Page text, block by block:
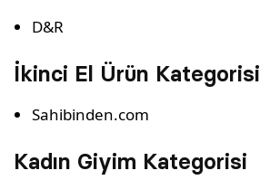
D&R
İkinci El Ürün Kategorisi
Sahibinden.com
Kadın Giyim Kategorisi